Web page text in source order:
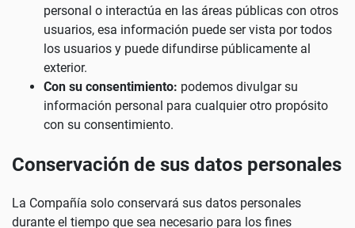
personal o interactúa en las áreas públicas con otros
usuarios, esa información puede ser vista por todos
los usuarios y puede difundirse públicamente al
exterior.
Con su consentimiento: podemos divulgar su
información personal para cualquier otro propósito
con su consentimiento.
Conservación de sus datos personales
La Compañía solo conservará sus datos personales
durante el tiempo que sea necesario para los fines